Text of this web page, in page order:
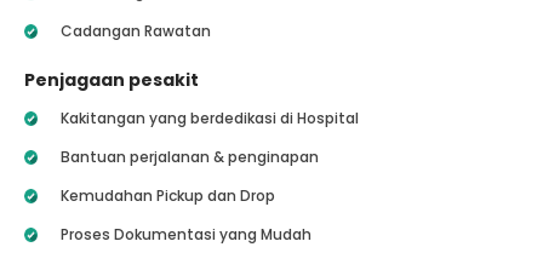
Cadangan Rawatan
Penjagaan pesakit
Kakitangan yang berdedikasi di Hospital
Bantuan perjalanan & penginapan
Kemudahan Pickup dan Drop
Proses Dokumentasi yang Mudah